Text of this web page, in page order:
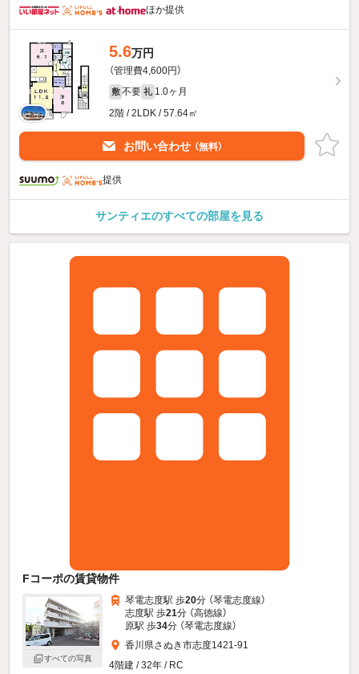
ほか提供
5.6万円
（管理費4,600円）
敷 不要 礼 1.0ヶ月
2階 / 2LDK / 57.64㎡
お問い合わせ （無料）
提供
サンティエのすべての部屋を見る
Fコーポの賃貸物件
すべての写真
琴電志度駅 歩20分 （琴電志度線）
志度駅 歩21分 （高徳線）
原駅 歩34分 （琴電志度線）
香川県さぬき市志度1421-91
4階建 / 32年 / RC